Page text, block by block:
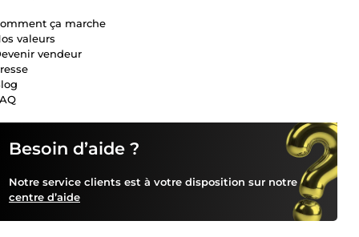
Besoin d’aide ?
Notre service clients est à votre disposition sur notre
centre d’aide
ça marche
valeurs
vendeur